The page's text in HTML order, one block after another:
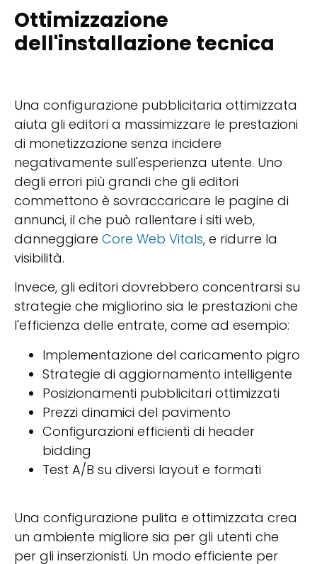
Ottimizzazione
dell'installazione tecnica
Una configurazione pubblicitaria ottimizzata
aiuta gli editori a massimizzare le prestazioni
di monetizzazione senza incidere
negativamente sull'esperienza utente. Uno
degli errori più grandi che gli editori
commettono è sovraccaricare le pagine di
annunci, il che può rallentare i siti web,
danneggiare Core Web Vitals, e ridurre la
visibilità.
Invece, gli editori dovrebbero concentrarsi su
strategie che migliorino sia le prestazioni che
l'efficienza delle entrate, come ad esempio:
Implementazione del caricamento pigro
Strategie di aggiornamento intelligente
Posizionamenti pubblicitari ottimizzati
Prezzi dinamici del pavimento
Configurazioni efficienti di header
bidding
Test A/B su diversi layout e formati
Una configurazione pulita e ottimizzata crea
un ambiente migliore sia per gli utenti che
per gli inserzionisti. Un modo efficiente per